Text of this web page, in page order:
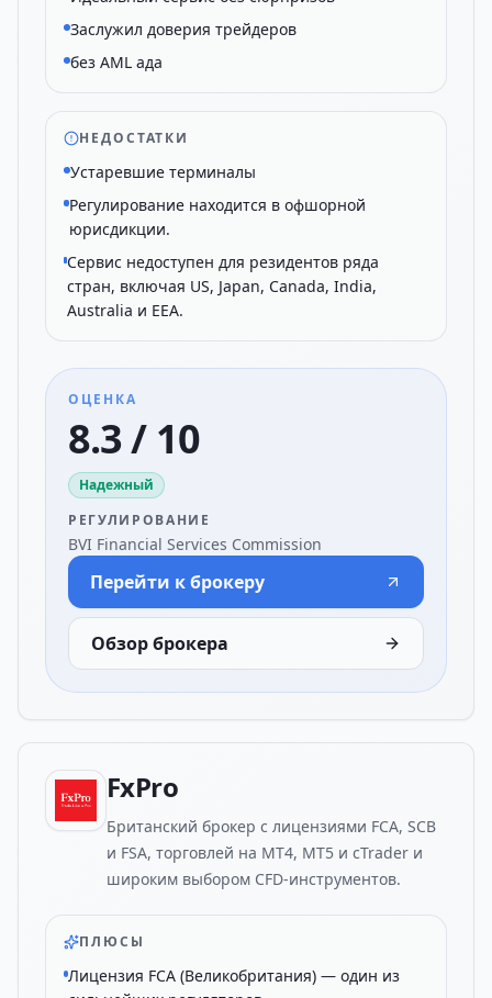
Заслужил доверия трейдеров
без AML ада
НЕДОСТАТКИ
Устаревшие терминалы
Регулирование находится в офшорной
юрисдикции.
Сервис недоступен для резидентов ряда
стран, включая US, Japan, Canada, India,
Australia и EEA.
ОЦЕНКА
8.3 / 10
Надежный
РЕГУЛИРОВАНИЕ
BVI Financial Services Commission
Перейти к брокеру
Обзор брокера
FxPro
Британский брокер с лицензиями FCA, SCB
и FSA, торговлей на MT4, MT5 и cTrader и
широким выбором CFD-инструментов.
ПЛЮСЫ
Лицензия FCA (Великобритания) — один из